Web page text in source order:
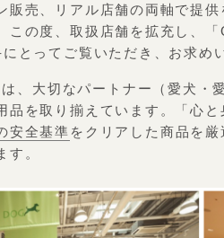
販売、リアル店舗の両軸で提
この度、取扱店舗を拡充し、
とってご覧いただき、お求め
、大切なパートナー（愛犬・
品を取り揃えています。「心
安全基準 をクリアした商品を
す。